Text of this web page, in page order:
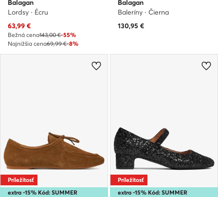
Balagan
Lordsy · Écru
Aktuálna cena
63,99 €
Bežná cena143,00 €-55%
Najnižšia cena69,99 €-8%
Balagan
Baleríny · Čierna
130,95 €
extra -15% Kód: SUMMER
Príležitosť
extra -15% Kód: SUMMER
Príležitosť